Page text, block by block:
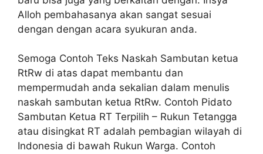
Alloh pembahasanya akan sangat sesuai
dengan dengan acara syukuran anda.
Semoga Contoh Teks Naskah Sambutan ketua
RtRw di atas dapat membantu dan
mempermudah anda sekalian dalam menulis
naskah sambutan ketua RtRw. Contoh Pidato
Sambutan Ketua RT Terpilih – Rukun Tetangga
atau disingkat RT adalah pembagian wilayah di
Indonesia di bawah Rukun Warga. Contoh